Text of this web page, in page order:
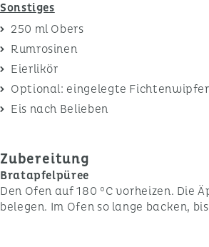
Sonstiges
250 ml Obers
Rumrosinen
Eierlikör
Optional: eingelegte
Eis nach Belieben
Zubereitung
Bratapfelpüree
Den Ofen auf 180 °C vorheizen. Die
belegen. Im Ofen so lange backen,